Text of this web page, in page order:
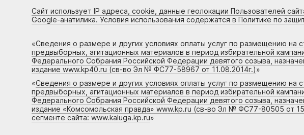
Сайт использует IP адреса, cookie, данные геолокации Пользователей
Google-анатилика. Условия использования содержатся в Политике по
«Сведения о размере и других условиях оплаты услуг по размещению на
предвыборных, агитационных материалов в период избирательной
Федерального Собрания Российской Федерации девятого созыва,
издание www.kp40.ru (св-во Эл № ФС77-58967 от 11.08.2014г.)»
«Сведения о размере и других условиях оплаты услуг по размещению на
предвыборных, агитационных материалов в период избирательной
Федерального Собрания Российской Федерации девятого созыва,
издание «Комсомольская правда» www.kp.ru (св-во Эл № ФС77-80505 от
сегменте сайта: www.kaluga.kp.ru»